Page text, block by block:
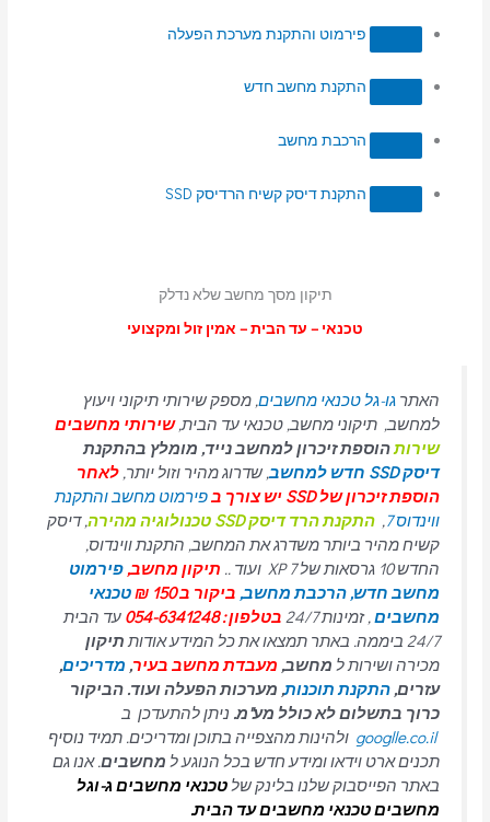
פירמוט והתקנת מערכת הפעלה
התקנת מחשב חדש
הרכבת מחשב
התקנת דיסק קשיח הרדיסק SSD
תיקון מסך מחשב שלא נדלק
טכנאי – עד הבית – אמין זול ומקצועי
האתרגו-גל טכנאי מחשבים, מספק שירותי תיקוני ויעוץ
למחשב, תיקוני מחשב, טכנאי עד הבית,שירותי מחשבים
שירותהוספת זיכרון למחשב נייד, מומלץ בהתקנת
דיסק SSD חדש למחשב
, שדרוג מהיר וזול יותר, לאחר
הוספת זיכרון של SSD יש צורך ב
פירמוט מחשב והתקנת
ווינדוס 7 ,התקנת הרד דיסק SSD טכנולוגיה מהירה
, דיסק
קשיח מהיר ביותר משדרג את המחשב, התקנת ווינדוס,
החדש 10 גרסאות של 7 XP ועוד ..
תיקון מחשב,פירמוט
מחשב חדש, הרכבת מחשב, ביקור ב 150 ₪
טכנאי
מחשבים, זמינות 24/7 בטלפון : 054-6341248
עד הבית
24/7 ביממה. באתר תמצאו את כל המידע אודות
תיקון
מכירה ושירות ל מחשב, מעבדת מחשב בעיר, מדריכים,
עזרים,התקנת תוכנות, מערכות הפעלה ועוד. הביקור
כרוך בתשלום לא כולל מע"מ. ניתן להתעדכן ב
googlle.co.il ולהינות מהצפייה בתוכן ומדריכים. תמיד נוסיף
תכנים ארט וידאו ומידע חדש בכל הנוגע ל מחשבים. אנו גם
באתר הפייסבוק שלנו בלינק שלטכנאי מחשבים ג-וגל
מחשבים טכנאי מחשבים עד הבית.